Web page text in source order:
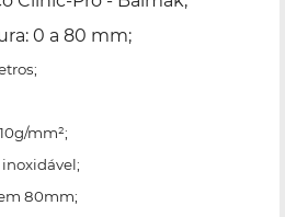
0 a 80 mm;
mm²;
80mm;